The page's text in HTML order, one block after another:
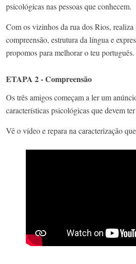
psicológicas nas pessoas que conhecem.
Com os vizinhos da rua dos Rios, realiza
compreensão, estrutura da língua e
propomos para melhorar o teu português.
ETAPA 2 - Compreensão
Os três amigos começam a ler um
características psicológicas que devem
Vê o vídeo e repara na caracterização